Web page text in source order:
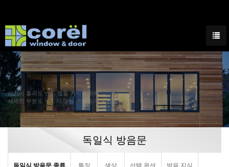
시간이 흘러도 변치 않을 가치를 위해
세세한 부분도 놓치지 않는 코렐 도어 & 윈도우
독일식 방음문
독일식 방음문 종류 특징 색상 선택 옵션 방음 지식